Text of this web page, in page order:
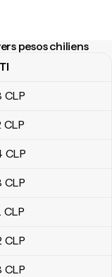
pesos chiliens
pesos chiliens
CLP
CLP
CLP
CLP
CLP
CLP
CLP